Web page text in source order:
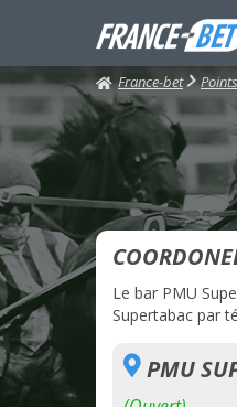
France-bet
Le bar PMU
Supertabac par
PMU